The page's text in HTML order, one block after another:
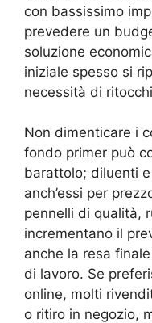
con bassissimo
prevedere un
soluzione
iniziale spesso si
necessità di
Non dimenticare i
fondo primer può
barattolo; diluenti
anch’essi per
pennelli di qualità,
incrementano il
anche la resa
di lavoro. Se
online, molti
o ritiro in negozio,